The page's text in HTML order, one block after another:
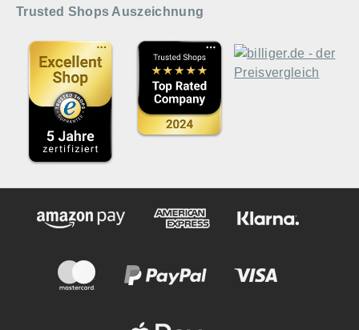
Trusted Shops Auszeichnung